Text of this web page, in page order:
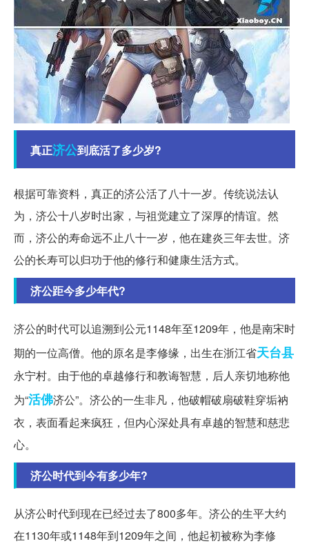
真正济公到底活了多少岁?
根据可靠资料，真正的济公活了八十一岁。传统说法认
为，济公十八岁时出家，与祖觉建立了深厚的情谊。然
而，济公的寿命远不止八十一岁，他在建炎三年去世。济
公的长寿可以归功于他的修行和健康生活方式。
济公距今多少年代?
济公的时代可以追溯到公元1148年至1209年，他是南宋时
期的一位高僧。他的原名是李修缘，出生在浙江省天台县
永宁村。由于他的卓越修行和教诲智慧，后人亲切地称他
为“活佛济公”。济公的一生非凡，他破帽破扇破鞋穿垢衲
衣，表面看起来疯狂，但内心深处具有卓越的智慧和慈悲
心。
济公时代到今有多少年?
从济公时代到现在已经过去了800多年。济公的生平大约
在1130年或1148年到1209年之间，他起初被称为李修